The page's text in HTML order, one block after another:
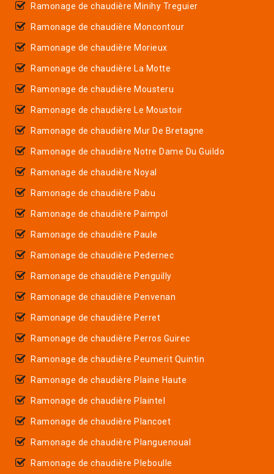
Ramonage de chaudière Minihy Treguier
Ramonage de chaudière Moncontour
Ramonage de chaudière Morieux
Ramonage de chaudière La Motte
Ramonage de chaudière Mousteru
Ramonage de chaudière Le Moustoir
Ramonage de chaudière Mur De Bretagne
Ramonage de chaudière Notre Dame Du Guildo
Ramonage de chaudière Noyal
Ramonage de chaudière Pabu
Ramonage de chaudière Paimpol
Ramonage de chaudière Paule
Ramonage de chaudière Pedernec
Ramonage de chaudière Penguilly
Ramonage de chaudière Penvenan
Ramonage de chaudière Perret
Ramonage de chaudière Perros Guirec
Ramonage de chaudière Peumerit Quintin
Ramonage de chaudière Plaine Haute
Ramonage de chaudière Plaintel
Ramonage de chaudière Plancoet
Ramonage de chaudière Planguenoual
Ramonage de chaudière Pleboulle